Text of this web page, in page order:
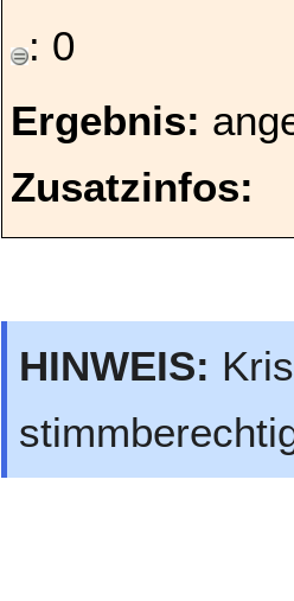
: 0
Ergebnis:
Zusatzinfos:
HINWEIS: